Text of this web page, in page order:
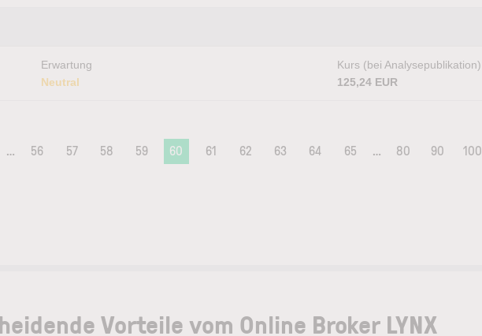
Erwartung
Neutral
Kurs (bei Analysepublikation)
125,24 EUR
… 56 57 58 59 60 61 62 63 64 65 … 80 90 100
Vorteile vom Online Broker LYNX